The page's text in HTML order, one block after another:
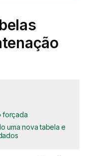
forçada
uma nova tabela e